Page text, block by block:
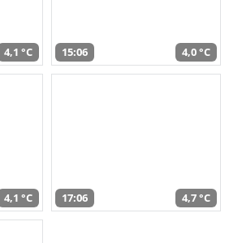
4,1 °C 15:06 4,0 °C
4,1 °C 17:06 4,7 °C